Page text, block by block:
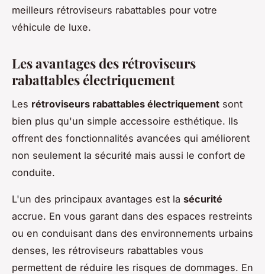
meilleurs rétroviseurs rabattables pour votre
véhicule de luxe.
Les avantages des rétroviseurs
rabattables électriquement
Les rétroviseurs rabattables électriquement sont
bien plus qu'un simple accessoire esthétique. Ils
offrent des fonctionnalités avancées qui améliorent
non seulement la sécurité mais aussi le confort de
conduite.
L'un des principaux avantages est la sécurité
accrue. En vous garant dans des espaces restreints
ou en conduisant dans des environnements urbains
denses, les rétroviseurs rabattables vous
permettent de réduire les risques de dommages. En